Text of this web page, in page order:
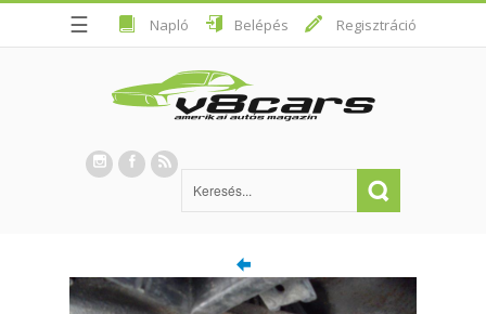
☰ Napló Belépés Regisztráció